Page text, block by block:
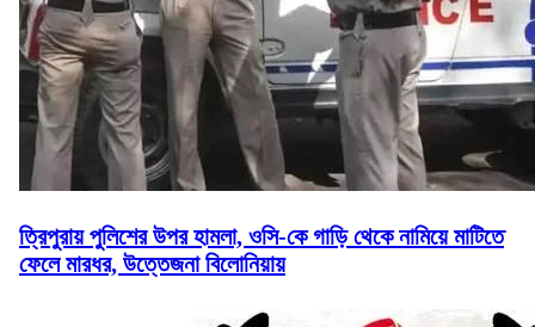
ত্রিপুরায় পুলিশের উপর হামলা, ওসি-কে গাড়ি থেকে নামিয়ে মাটিতে
ফেলে মারধর, উত্তেজনা বিলোনিয়ায়